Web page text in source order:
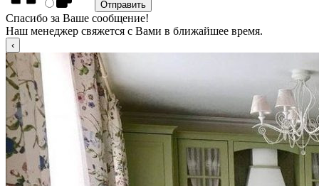
Спасибо за Ваше сообщение!
Наш менеджер свяжется с Вами в ближайшее время.